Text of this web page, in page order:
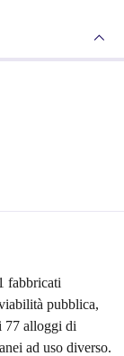
fabbricati
pubblica,
77 alloggi di
ad uso diverso.